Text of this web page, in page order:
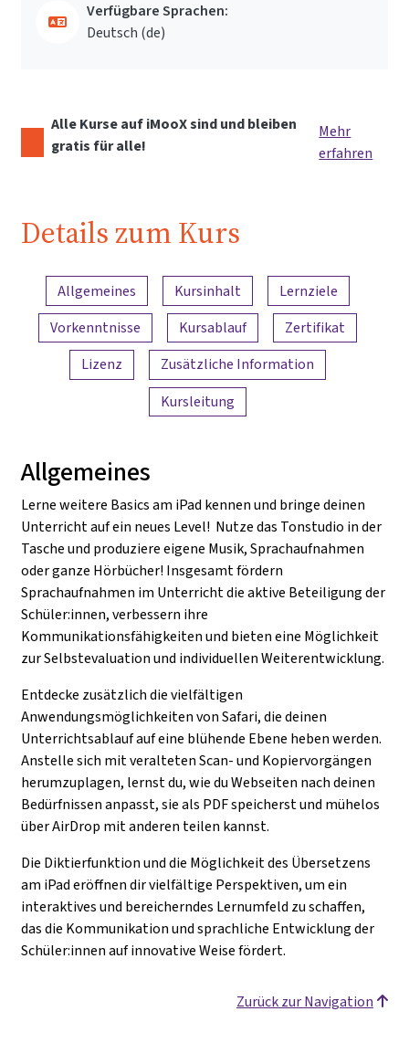
Verfügbare Sprachen:
Deutsch ‎(de)‎
Alle Kurse auf iMooX sind und bleiben
gratis für alle!
Mehr
erfahren
Details zum Kurs
Inhaltsübersicht
Allgemeines Kursinhalt
Lernziele
Vorkenntnisse
Kursablauf
Zertifikat
Lizenz
Zusätzliche Information
Kursleitung
Allgemeines
Lerne weitere Basics am iPad kennen und bringe deinen
Unterricht auf ein neues Level! Nutze das Tonstudio in der
Tasche und produziere eigene Musik, Sprachaufnahmen
oder ganze Hörbücher! Insgesamt fördern
Sprachaufnahmen im Unterricht die aktive Beteiligung der
Schüler:innen, verbessern ihre
Kommunikationsfähigkeiten und bieten eine Möglichkeit
zur Selbstevaluation und individuellen Weiterentwicklung.
Entdecke zusätzlich die vielfältigen
Anwendungsmöglichkeiten von Safari, die deinen
Unterrichtsablauf auf eine blühende Ebene heben werden.
Anstelle sich mit veralteten Scan- und Kopiervorgängen
herumzuplagen, lernst du, wie du Webseiten nach deinen
Bedürfnissen anpasst, sie als PDF speicherst und mühelos
über AirDrop mit anderen teilen kannst.
Die Diktierfunktion und die Möglichkeit des Übersetzens
am iPad eröffnen dir vielfältige Perspektiven, um ein
interaktives und bereicherndes Lernumfeld zu schaffen,
das die Kommunikation und sprachliche Entwicklung der
Schüler:innen auf innovative Weise fördert.
Zurück zur Navigation